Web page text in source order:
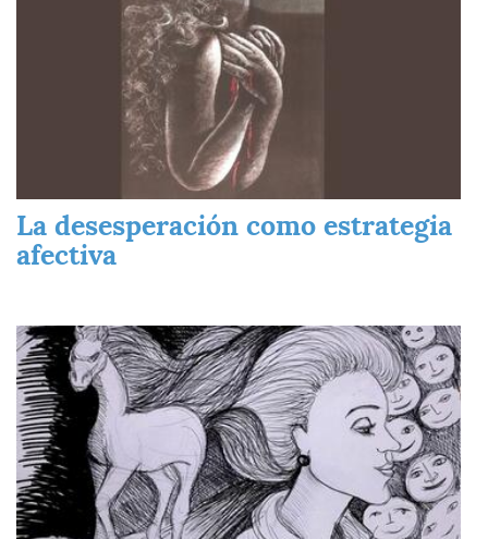
La desesperación como estrategia
afectiva
Imagen